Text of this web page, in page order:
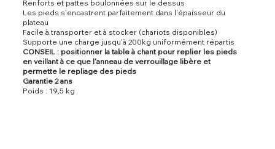
Renforts et pattes boulonnées sur le dessus
Les pieds s'encastrent parfaitement dans l'épaisseur du
plateau
Facile à transporter et à stocker (chariots disponibles)
Supporte une charge jusqu'à 200kg uniformément répartis
CONSEIL : positionner la table à chant pour replier les pieds
en veillant à ce que l'anneau de verrouillage libère et
permette le repliage des pieds
Garantie 2 ans
Poids : 19,5 kg